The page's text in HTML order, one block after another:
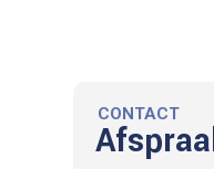
CONTACT